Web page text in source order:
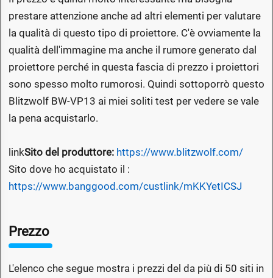
prestare attenzione anche ad altri elementi per valutare
la qualità di questo tipo di proiettore. C'è ovviamente la
qualità dell'immagine ma anche il rumore generato dal
proiettore perché in questa fascia di prezzo i proiettori
sono spesso molto rumorosi. Quindi sottoporrò questo
Blitzwolf BW-VP13 ai miei soliti test per vedere se vale
la pena acquistarlo.
linkSito del produttore: https://www.blitzwolf.com/
Sito dove ho acquistato il :
https://www.banggood.com/custlink/mKKYetICSJ
Prezzo
L'elenco che segue mostra i prezzi del da più di 50 siti in